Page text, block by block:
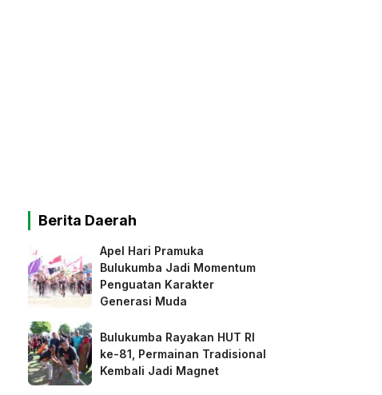
Berita Daerah
Apel Hari Pramuka
Bulukumba Jadi Momentum
Penguatan Karakter
Generasi Muda
Bulukumba Rayakan HUT RI
ke-81, Permainan Tradisional
Kembali Jadi Magnet